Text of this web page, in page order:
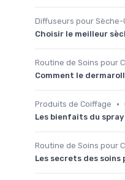
Diffuseurs pour Sèche-
Choisir le meilleur
Routine de Soins pour
Comment le
Produits de Coiffage •
Les bienfaits du
Routine de Soins pour
Les secrets des